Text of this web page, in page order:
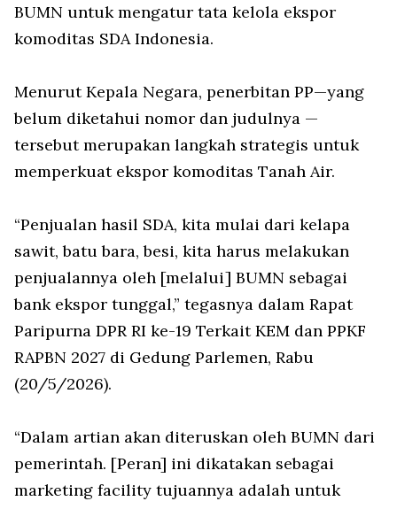
BUMN untuk mengatur tata kelola ekspor
komoditas SDA Indonesia.
Menurut Kepala Negara, penerbitan PP—yang
belum diketahui nomor dan judulnya —
tersebut merupakan langkah strategis untuk
memperkuat ekspor komoditas Tanah Air.
“Penjualan hasil SDA, kita mulai dari kelapa
sawit, batu bara, besi, kita harus melakukan
penjualannya oleh [melalui] BUMN sebagai
bank ekspor tunggal,” tegasnya dalam Rapat
Paripurna DPR RI ke-19 Terkait KEM dan PPKF
RAPBN 2027 di Gedung Parlemen, Rabu
(20/5/2026).
“Dalam artian akan diteruskan oleh BUMN dari
pemerintah. [Peran] ini dikatakan sebagai
marketing facility tujuannya adalah untuk